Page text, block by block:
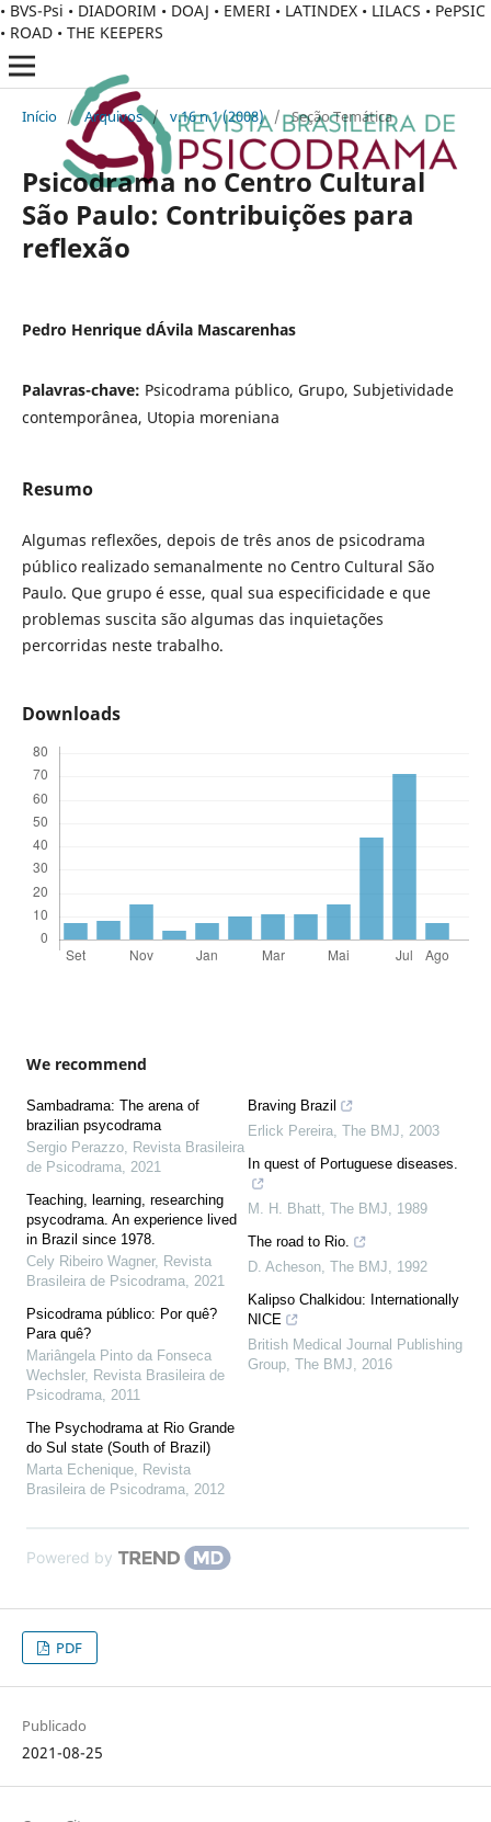
• BVS-Psi • DIADORIM • DOAJ • EMERI • LATINDEX • LILACS • PePSIC
• ROAD • THE KEEPERS
Início / Arquivos / v.16 n.1 (2008) / Seção Temática
Psicodrama no Centro Cultural
São Paulo: Contribuições para
reflexão
Pedro Henrique dÁvila Mascarenhas
Palavras-chave: Psicodrama público, Grupo, Subjetividade
contemporânea, Utopia moreniana
Resumo
Algumas reflexões, depois de três anos de psicodrama
público realizado semanalmente no Centro Cultural São
Paulo. Que grupo é esse, qual sua especificidade e que
problemas suscita são algumas das inquietações
percorridas neste trabalho.
Downloads
We recommend
Sambadrama: The arena of
brazilian psycodrama
Sergio Perazzo, Revista Brasileira
de Psicodrama, 2021
Teaching, learning, researching
psycodrama. An experience lived
in Brazil since 1978.
Cely Ribeiro Wagner, Revista
Brasileira de Psicodrama, 2021
Psicodrama público: Por quê?
Para quê?
Mariângela Pinto da Fonseca
Wechsler, Revista Brasileira de
Psicodrama, 2011
The Psychodrama at Rio Grande
do Sul state (South of Brazil)
Marta Echenique, Revista
Brasileira de Psicodrama, 2012
Braving Brazil
Erlick Pereira, The BMJ, 2003
In quest of Portuguese diseases.
M. H. Bhatt, The BMJ, 1989
The road to Rio.
D. Acheson, The BMJ, 1992
Kalipso Chalkidou: Internationally
NICE
British Medical Journal Publishing
Group, The BMJ, 2016
Powered by
PDF
Publicado
2021-08-25